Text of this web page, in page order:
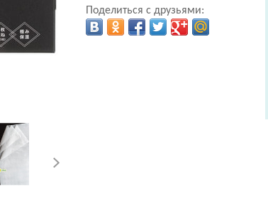
Поделиться с друзьями: